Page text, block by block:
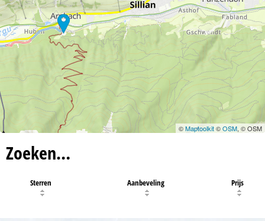
©Maptoolkit©OSM, © OSM
Zoeken…
Sterren Aanbeveling Prijs